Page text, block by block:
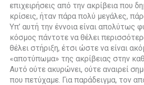
επιχειρήσεις από την ακρίβεια που
κρίσεις, ήταν πάρα πολύ μεγάλες,
Υπ’ αυτή την έννοια είναι απολύτως
κόσμος πάντοτε να θέλει
θέλει στήριξη, έτσι ώστε να είναι
«αποτύπωμα» της ακρίβειας στην
Αυτό ούτε ακυρώνει, ούτε αναιρεί
που πετύχαμε. Για παράδειγμα, τον